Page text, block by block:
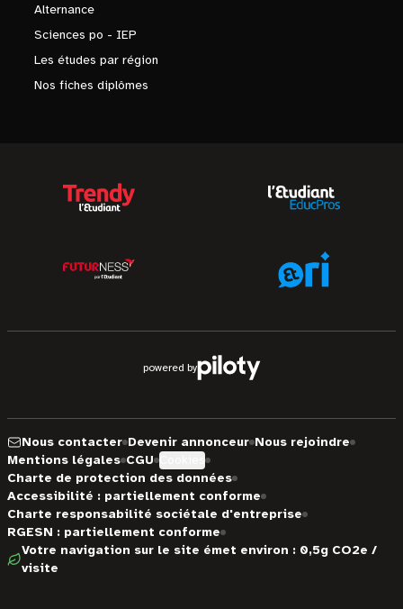
Alternance
Sciences po - IEP
Les études par région
Nos fiches diplômes
powered by
Nous contacter Devenir annonceur Nous rejoindre
Mentions légales CGU
Charte de protection des données
Accessibilité : partiellement conforme
Charte responsabilité sociétale d'entreprise
RGESN : partiellement conforme
Votre navigation sur le site émet environ : 0,5g CO2e /
visite